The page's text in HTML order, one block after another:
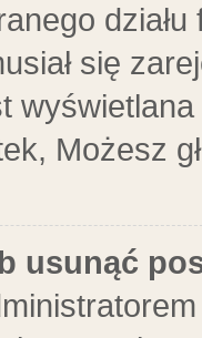
się
Możesz
usunąć